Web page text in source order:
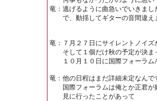
竜：逃げるように曲急いでいきまし
で、動揺してギターの音間違え
竜：７月２７日にサイレントノイ
そして１個だけ秋の予定が決ま
１０月１０日に国際フォーラム
竜：他の日程はまだ詳細未定なんで
国際フォーラムは俺とか正君が
見に行ったことがあって